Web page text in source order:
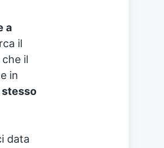
a
il
il
in
data